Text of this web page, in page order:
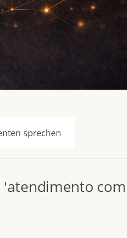
sprechen